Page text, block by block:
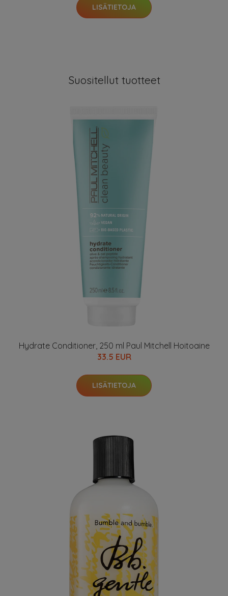
LISÄTIETOJA
Suositellut tuotteet
Hydrate Conditioner, 250 ml Paul Mitchell Hoitoaine
33.5 EUR
LISÄTIETOJA